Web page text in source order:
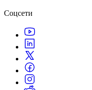
Соцсети